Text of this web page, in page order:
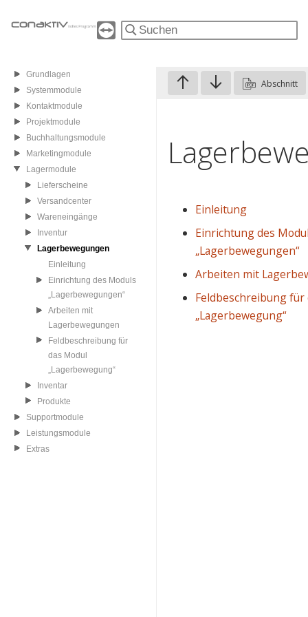
Grundlagen
Systemmodule
Kontaktmodule
Projektmodule
Buchhaltungsmodule
Marketingmodule
Lagermodule
Lieferscheine
Versandcenter
Wareneingänge
Inventur
Lagerbewegungen
Einleitung
Einrichtung des Moduls
„Lagerbewegungen“
Arbeiten mit
Lagerbewegungen
Feldbeschreibung für
das Modul
„Lagerbewegung“
Inventar
Produkte
Supportmodule
Leistungsmodule
Extras
Abschnitt
Einleitung
Einrichtung des
„Lagerbewegungen“
Arbeiten mit
Feldbeschreibung für
„Lagerbewegung“